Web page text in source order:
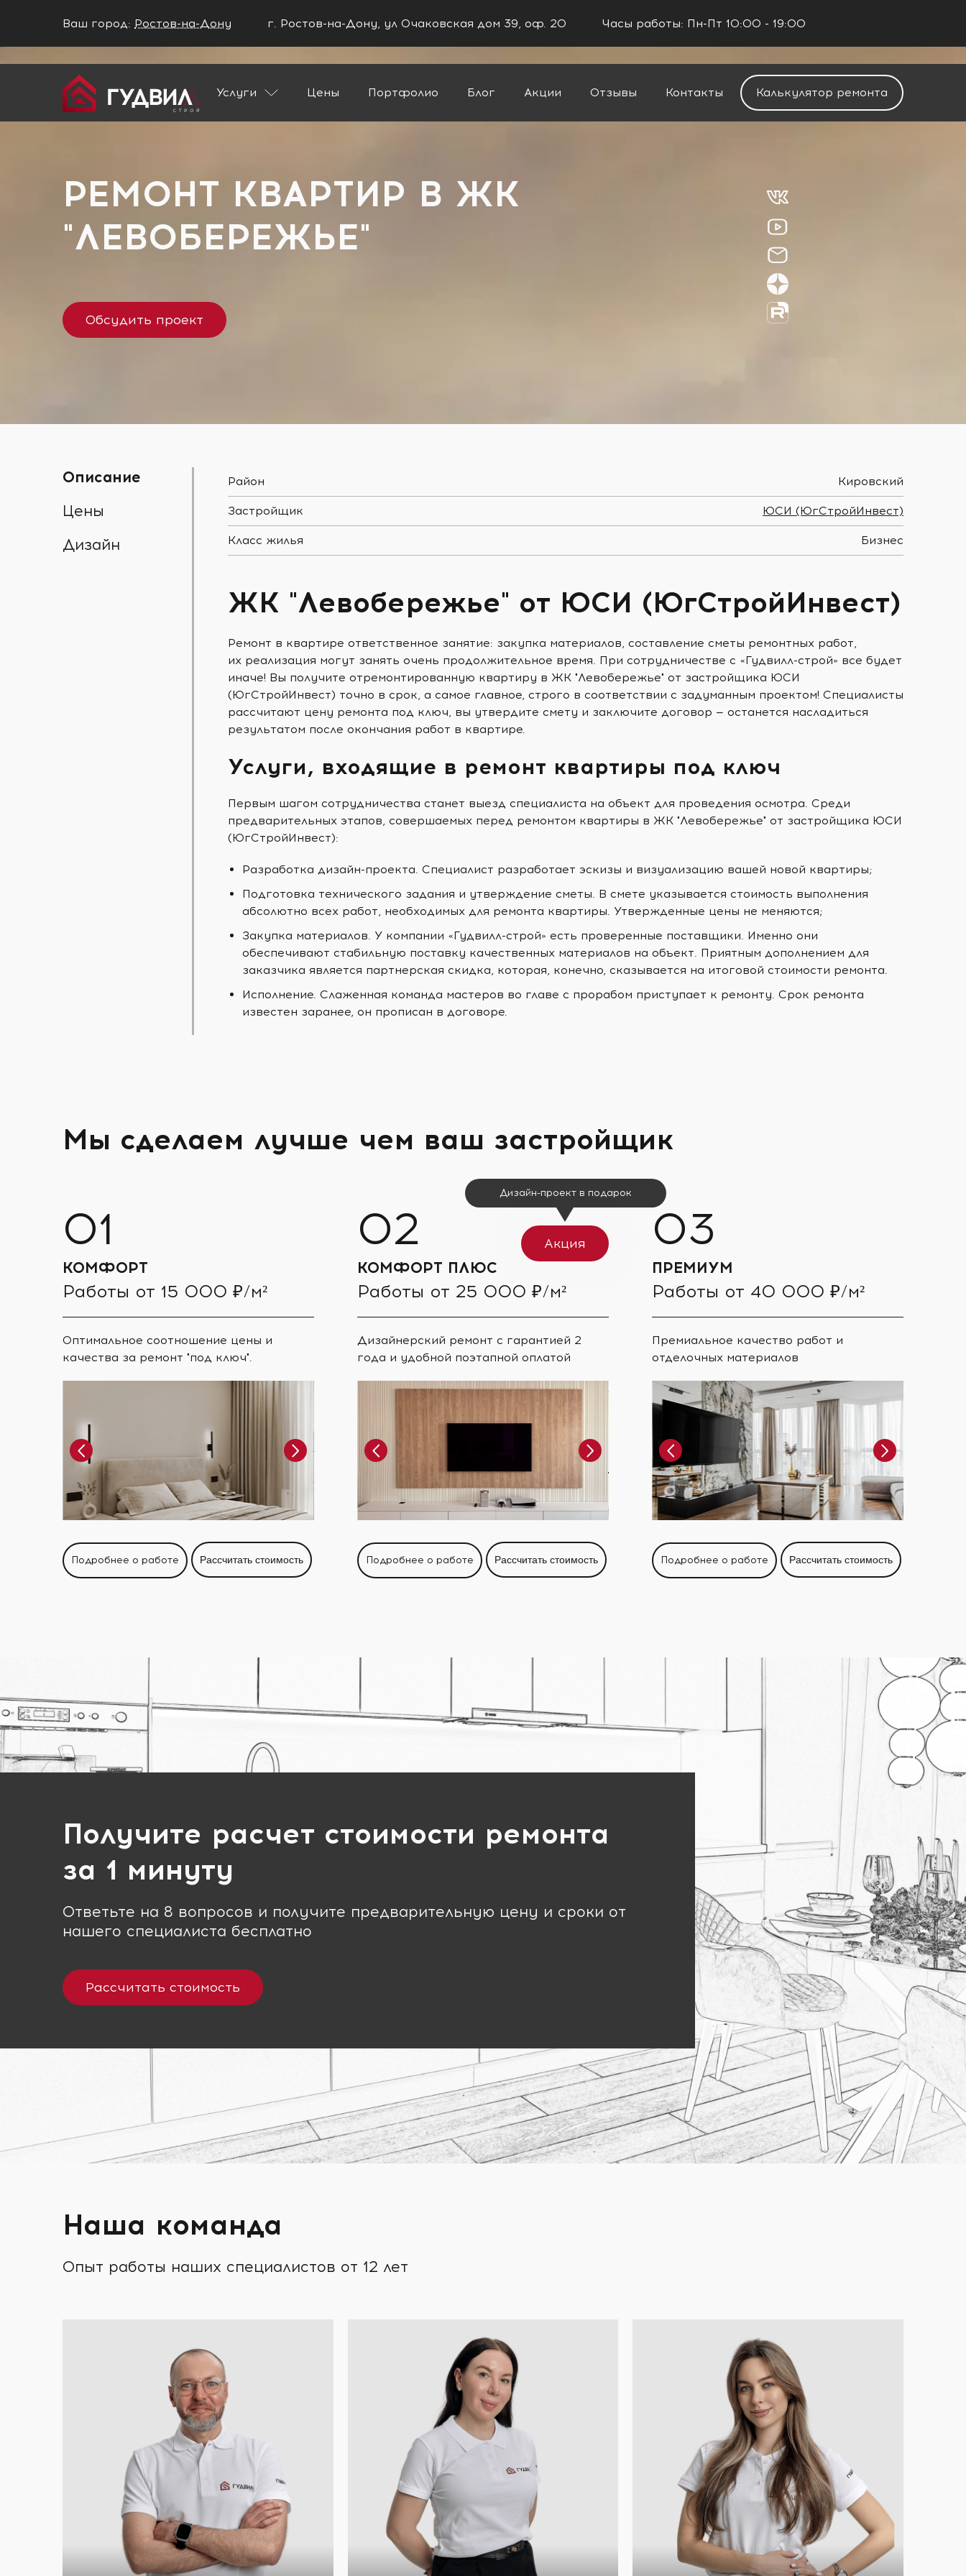
Ваш город: Ростов-на-Дону
Ваш город Ростов-на-Дону?
НЕТ
г. Ростов-на-Дону, ул Очаковская дом 39, оф. 20 Часы работы: Пн-Пт 10:00 - 19:00
Услуги
Цены Портфолио Блог Акции Отзывы Контакты
Калькулятор ремонта
Главная
Застройщики
РЕМОНТ КВАРТИР В ЖК
"ЛЕВОБЕРЕЖЬЕ"
Обсудить проект
Описание
Цены
Дизайн
Район Кировский
Застройщик ЮСИ (ЮгСтройИнвест)
Класс жилья Бизнес
ЖК "Левобережье" от ЮСИ (ЮгСтройИнвест)
Ремонт в квартире ответственное занятие: закупка материалов, составление сметы ремонтных работ,
их реализация могут занять очень продолжительное время. При сотрудничестве с «Гудвилл-строй» все будет
иначе! Вы получите отремонтированную квартиру в ЖК "Левобережье" от застройщика ЮСИ
(ЮгСтройИнвест) точно в срок, а самое главное, строго в соответствии с задуманным проектом! Специалисты
рассчитают цену ремонта под ключ, вы утвердите смету и заключите договор — останется насладиться
результатом после окончания работ в квартире.
Услуги, входящие в ремонт квартиры под ключ
Первым шагом сотрудничества станет выезд специалиста на объект для проведения осмотра. Среди
предварительных этапов, совершаемых перед ремонтом квартиры в ЖК "Левобережье" от застройщика ЮСИ
(ЮгСтройИнвест):
Разработка дизайн-проекта. Специалист разработает эскизы и визуализацию вашей новой квартиры;
Подготовка технического задания и утверждение сметы. В смете указывается стоимость выполнения
абсолютно всех работ, необходимых для ремонта квартиры. Утвержденные цены не меняются;
Закупка материалов. У компании «Гудвилл-строй» есть проверенные поставщики. Именно они
обеспечивают стабильную поставку качественных материалов на объект. Приятным дополнением для
заказчика является партнерская скидка, которая, конечно, сказывается на итоговой стоимости ремонта.
Исполнение. Слаженная команда мастеров во главе с прорабом приступает к ремонту. Срок ремонта
известен заранее, он прописан в договоре.
Мы сделаем лучше чем ваш застройщик
КОМФОРТ
Работы от 15 000 ₽/м²
Оптимальное соотношение цены и
качества за ремонт "под ключ".
Подробнее о работе Рассчитать стоимость
КОМФОРТ ПЛЮС
Работы от 25 000 ₽/м²
Дизайнерский ремонт с гарантией 2
года и удобной поэтапной оплатой
Подробнее о работе Рассчитать стоимость
Акция
Дизайн-проект в подарок
ПРЕМИУМ
Работы от 40 000 ₽/м²
Премиальное качество работ и
отделочных материалов
Подробнее о работе Рассчитать стоимость
Получите расчет стоимости ремонта
за 1 минуту
Ответьте на 8 вопросов и получите предварительную цену и сроки от
нашего специалиста бесплатно
Рассчитать стоимость
Наша команда
Опыт работы наших специалистов от 12 лет